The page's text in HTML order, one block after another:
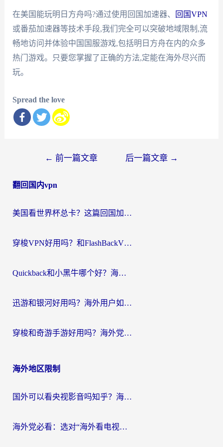
在美国能玩明日方舟吗?通过使用回国加速器、
回国VPN
或番茄加速器等技术手段,我们完全可以突破地域限制,流
畅地访问并体验中国国服游戏,包括明日方舟在内的众多
热门游戏。只要您掌握了正确的方法,定能在海外尽兴而
玩。
Spread the love
导
← 前一篇文章 后一篇文章 →
翻回国内vpn
美国看世界杯总卡？这篇回国加速器指南帮你无缝刷国内资源（附苹果手机VPN设置步骤）
穿梭VPN好用吗？和FlashBackVPN对比哪个回国效果更好？
Quickback和小黑牛哪个好？海外党亲测指南，选对回国加速器秒回国内
迅游和银河好用吗？海外用户如何选择回国加速器实现无缝访问国内资源
穿梭和奇游手游好用吗？海外党亲测3款回国加速器，附蜜蜂加速器七天试用攻略
海外地区限制
国外可以看央视影音吗知乎？海外党亲测有效的回国加速方案
海外党必看：选对“海外看电视剧软件”，再也不用愁国内剧刷不了